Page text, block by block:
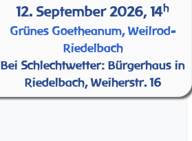
12. September 2026, 14h
Grünes Goetheanum, Weilrod-
Riedelbach
Bei Schlechtwetter: Bürgerhaus in
Riedelbach, Weiherstr. 16